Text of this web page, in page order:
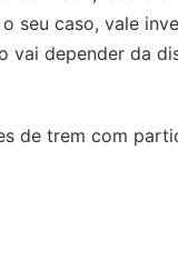
seu caso, vale
vai depender da
de trem com